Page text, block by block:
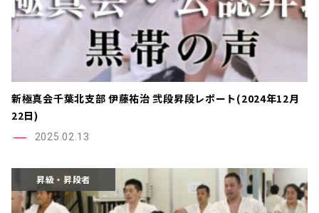
新極真会千葉北支部 伊藤祐治 弐段昇段レポート(2024年12月
22日)
2025.02.13
昇級・昇段者